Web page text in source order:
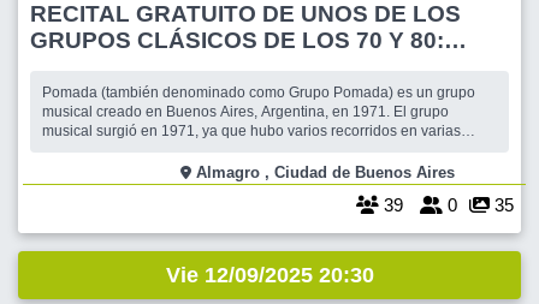
RECITAL GRATUITO DE UNOS DE LOS
GRUPOS CLÁSICOS DE LOS 70 Y 80:
Pomada (también denominado como Grupo Pomada) es un grupo
musical creado en Buenos Aires, Argentina, en 1971. El grupo
musical surgió en 1971, ya que hubo varios recorridos en varias
se encargaba del teclado electrónico, Juan Linera tocaba la guitarra,
Daniel Parede
Almagro , Ciudad de Buenos Aires
39 0 35
Vie 12/09/2025 20:30